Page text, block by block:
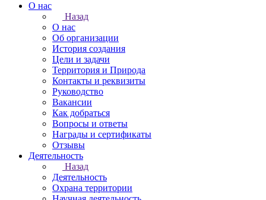
О нас
Назад
О нас
Об организации
История создания
Цели и задачи
Территория и Природа
Контакты и реквизиты
Руководство
Вакансии
Как добраться
Вопросы и ответы
Награды и сертификаты
Отзывы
Деятельность
Назад
Деятельность
Охрана территории